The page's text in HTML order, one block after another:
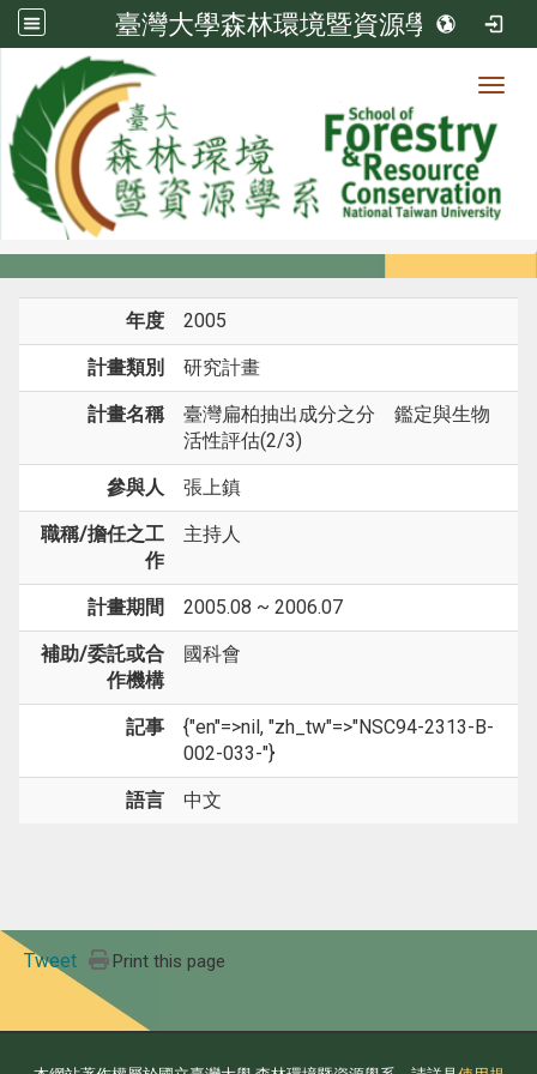
臺灣大學森林環境暨資源學系
系所成員
系所成員
年度 2005
計畫類別 研究計畫
計畫名稱
臺灣扁柏抽出成分之分離鑑定與生物
活性評估(2/3)
參與人 張上鎮
職稱/擔任之工
作
主持人
計畫期間 2005.08 ~ 2006.07
補助/委託或合
作機構
國科會
記事
{"en"=>nil, "zh_tw"=>"NSC94-2313-B-
002-033-"}
語言 中文
Tweet Print this page